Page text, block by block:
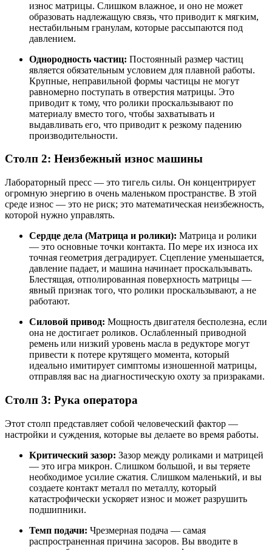
износ матрицы. Слишком влажное, и оно не может
образовать надлежащую связь, что приводит к мягким,
нестабильным гранулам, которые рассыпаются под
давлением.
Однородность частиц: Постоянный размер частиц
является обязательным условием для плавной работы.
Крупные, неправильной формы частицы не могут
равномерно поступать в отверстия матрицы. Это
приводит к тому, что ролики проскальзывают по
материалу вместо того, чтобы захватывать и
выдавливать его, что приводит к резкому падению
производительности.
Столп 2: Неизбежный износ машины
Лабораторный пресс — это тигель силы. Он концентрирует
огромную энергию в очень маленьком пространстве. В этой
среде износ — это не риск; это математическая неизбежность,
которой нужно управлять.
Сердце дела (Матрица и ролики): Матрица и ролики
— это основные точки контакта. По мере их износа их
точная геометрия деградирует. Сцепление уменьшается,
давление падает, и машина начинает проскальзывать.
Блестящая, отполированная поверхность матрицы —
явный признак того, что ролики проскальзывают, а не
работают.
Силовой привод: Мощность двигателя бесполезна, если
она не достигает роликов. Ослабленный приводной
ремень или низкий уровень масла в редукторе могут
привести к потере крутящего момента, который
идеально имитирует симптомы изношенной матрицы,
отправляя вас на диагностическую охоту за призраками.
Столп 3: Рука оператора
Этот столп представляет собой человеческий фактор —
настройки и суждения, которые вы делаете во время работы.
Критический зазор: Зазор между роликами и матрицей
— это игра микрон. Слишком большой, и вы теряете
необходимое усилие сжатия. Слишком маленький, и вы
создаете контакт металл по металлу, который
катастрофически ускоряет износ и может разрушить
подшипники.
Темп подачи: Чрезмерная подача — самая
распространенная причина засоров. Вы вводите в